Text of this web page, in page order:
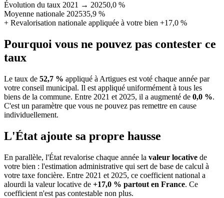
Évolution du taux 2021 → 20250,0 %
Moyenne nationale 202535,9 %
+ Revalorisation nationale appliquée à votre bien +17,0 %
Pourquoi vous ne pouvez pas contester ce
taux
Le taux de 52,7 % appliqué à Artigues est voté chaque année par
votre conseil municipal. Il est appliqué uniformément à tous les
biens de la commune. Entre 2021 et 2025, il a augmenté de 0,0 %.
C'est un paramètre que vous ne pouvez pas remettre en cause
individuellement.
L'État ajoute sa propre hausse
En parallèle, l'État revalorise chaque année la valeur locative de
votre bien : l'estimation administrative qui sert de base de calcul à
votre taxe foncière. Entre 2021 et 2025, ce coefficient national a
alourdi la valeur locative de +17,0 % partout en France. Ce
coefficient n'est pas contestable non plus.